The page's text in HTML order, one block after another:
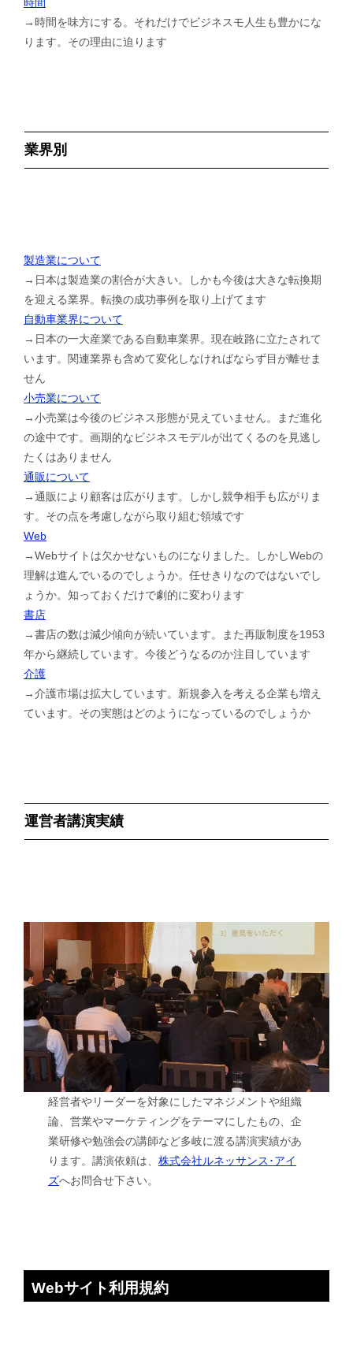
→時間を味方にする。それだけでビジネスモ人生も豊かにな
ります。その理由に迫ります
業界別
製造業について
→日本は製造業の割合が大きい。しかも今後は大きな転換期
を迎える業界。転換の成功事例を取り上げてます
自動車業界について
→日本の一大産業である自動車業界。現在岐路に立たされて
います。関連業界も含めて変化しなければならず目が離せま
せん
小売業について
→小売業は今後のビジネス形態が見えていません。まだ進化
の途中です。画期的なビジネスモデルが出てくるのを見逃し
たくはありません
通販について
→通販により顧客は広がります。しかし競争相手も広がりま
す。その点を考慮しながら取り組む領域です
Web
→Webサイトは欠かせないものになりました。しかしWebの
理解は進んでいるのでしょうか。任せきりなのではないでし
ょうか。知っておくだけで劇的に変わります
書店
→書店の数は減少傾向が続いています。また再販制度を1953
年から継続しています。今後どうなるのか注目しています
介護
→介護市場は拡大しています。新規参入を考える企業も増え
ています。その実態はどのようになっているのでしょうか
運営者講演実績
経営者やリーダーを対象にしたマネジメントや組織
論、営業やマーケティングをテーマにしたもの、企
業研修や勉強会の講師など多岐に渡る講演実績があ
ります。講演依頼は、株式会社ルネッサンス･アイ
ズへお問合せ下さい。
Webサイト利用規約